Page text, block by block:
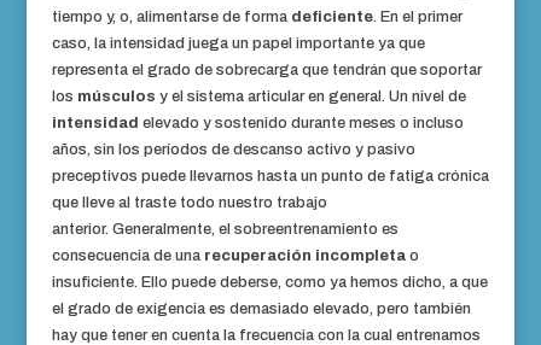
tiempo y, o, alimentarse de formadeficiente. En el primer
caso, la intensidad juega un papel importante ya que
representa el grado de sobrecarga que tendrán que soportar
los músculos y el sistema articular en general. Un nivel de
intensidad elevado y sostenido durante meses o incluso
años, sin los períodos de descanso activo y pasivo
preceptivos puede llevarnos hasta un punto de fatiga crónica
que lleve al traste todo nuestro trabajo
anterior. Generalmente, el sobreentrenamiento es
consecuencia de una recuperación incompletao
insuficiente. Ello puede deberse, como ya hemos dicho, a que
el grado de exigencia es demasiado elevado, pero también
hay que tener en cuenta la frecuencia con la cual entrenamos